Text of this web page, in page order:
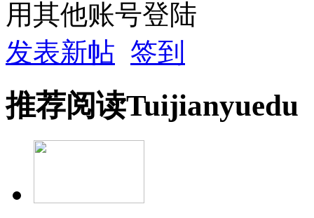
用其他账号登陆
发表新帖 签到
推荐阅读Tuijianyuedu